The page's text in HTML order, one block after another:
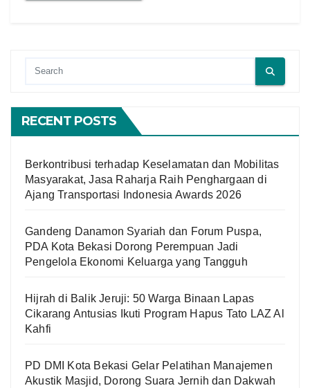
RECENT POSTS
Berkontribusi terhadap Keselamatan dan Mobilitas
Masyarakat, Jasa Raharja Raih Penghargaan di
Ajang Transportasi Indonesia Awards 2026
Gandeng Danamon Syariah dan Forum Puspa,
PDA Kota Bekasi Dorong Perempuan Jadi
Pengelola Ekonomi Keluarga yang Tangguh
Hijrah di Balik Jeruji: 50 Warga Binaan Lapas
Cikarang Antusias Ikuti Program Hapus Tato LAZ Al
Kahfi
PD DMI Kota Bekasi Gelar Pelatihan Manajemen
Akustik Masjid, Dorong Suara Jernih dan Dakwah